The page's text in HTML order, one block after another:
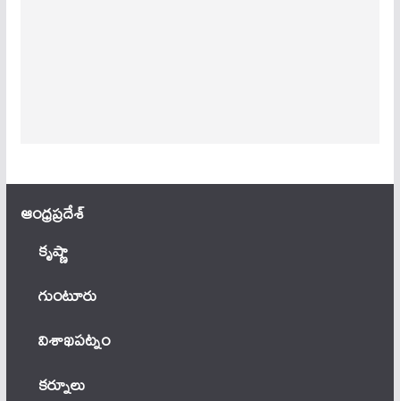
ఆంధ్ర‌ప్ర‌దేశ్
కృష్ణా
గుంటూరు
విశాఖపట్నం
కర్నూలు